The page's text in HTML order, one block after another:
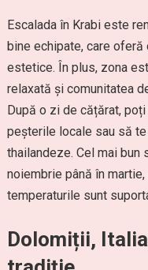
Escalada în Krabi este
bine echipate, care
estetice. În plus, zona
relaxată și comunitatea
După o zi de cățărat,
peșterile locale sau să
thailandeze. Cel mai
noiembrie până în
temperaturile sunt
Dolomiții,